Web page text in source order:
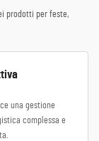
prodotti per feste,
una gestione
complessa e